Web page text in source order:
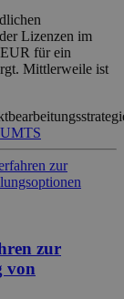
Lizenzen im
für ein
Mittlerweile ist
UMTS
zur
von